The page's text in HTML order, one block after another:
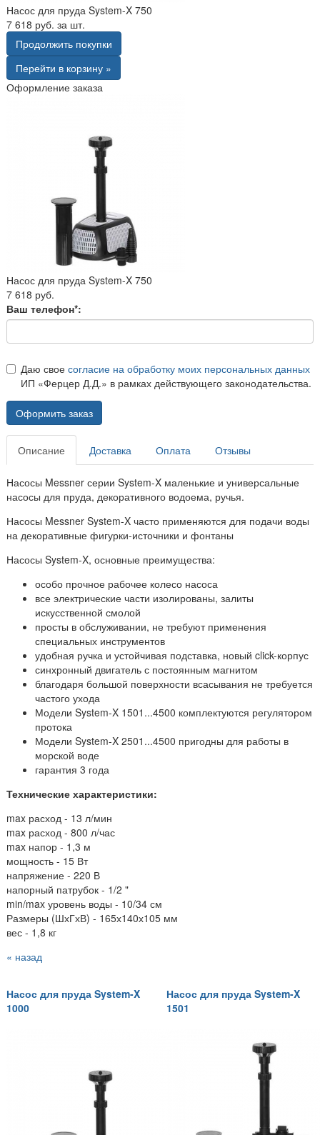
Насос для пруда System-X 750
7 618 руб. за шт.
Продолжить покупки
Перейти в корзину »
Оформление заказа
Насос для пруда System-X 750
7 618 руб.
Ваш телефон*:
Даю свое согласие на обработку моих персональных данных
ИП «Ферцер Д.Д.» в рамках действующего законодательства.
Оформить заказ
Описание Доставка Оплата Отзывы
Насосы Messner серии System-X маленькие и универсальные
насосы для пруда, декоративного водоема, ручья.
Насосы Messner System-X часто применяются для подачи воды
на декоративные фигурки-источники и фонтаны
Насосы System-X, основные преимущества:
особо прочное рабочее колесо насоса
все электрические части изолированы, залиты
искусственной смолой
просты в обслуживании, не требуют применения
специальных инструментов
удобная ручка и устойчивая подставка, новый click-корпус
синхронный двигатель с постоянным магнитом
благодаря большой поверхности всасывания не требуется
частого ухода
Модели System-X 1501...4500 комплектуются регулятором
протока
Модели System-X 2501...4500 пригодны для работы в
морской воде
гарантия 3 года
Технические характеристики:
max расход - 13 л/мин
max расход - 800 л/час
max напор - 1,3 м
мощность - 15 Вт
напряжение - 220 В
напорный патрубок - 1/2 "
min/max уровень воды - 10/34 см
Размеры (ШхГхВ) - 165х140х105 мм
вес - 1,8 кг
« назад
Насос для пруда System-X
1000
Насос для пруда System-X
1501